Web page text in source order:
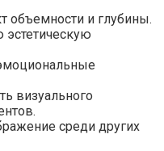
объемности и глубины.
эстетическую
визуального
среди других